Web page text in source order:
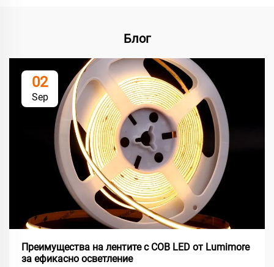
Блог
02
Sep
Преимущества на лентите с COB LED от Lumimore
за ефикасно осветление